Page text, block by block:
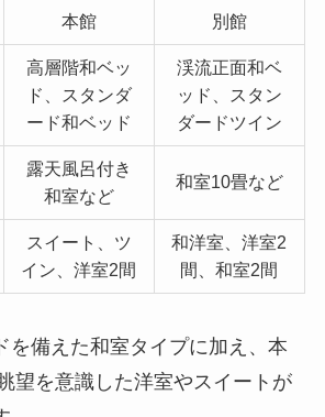
本館 別館
高層階和ベッ
ド、スタンダ
ード和ベッド
渓流正面和ベ
ッド、スタン
ダードツイン
露天風呂付き
和室など
和室10畳など
スイート、ツ
イン、洋室2間
和洋室、洋室2
間、和室2間
を備えた和室タイプに加え、本
望を意識した洋室やスイートが